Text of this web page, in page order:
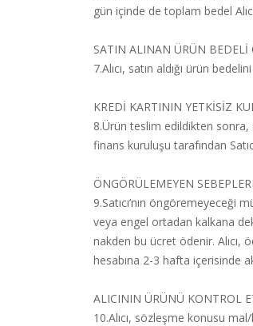
gün içinde de toplam bedel
SATIN ALINAN ÜRÜN BEDELİ
7.Alıcı, satın aldığı ürün
KREDİ KARTININ YETKİSİZ
8.Ürün teslim edildikten sonra,
finans kuruluşu tarafından
ÖNGÖRÜLEMEYEN
9.Satıcı’nın öngöremeyeceği
veya engel ortadan kalkana
nakden bu ücret ödenir. Alıcı,
hesabına 2-3 hafta içerisinde
ALICININ ÜRÜNÜ KONTROL
10.Alıcı, sözleşme konusu